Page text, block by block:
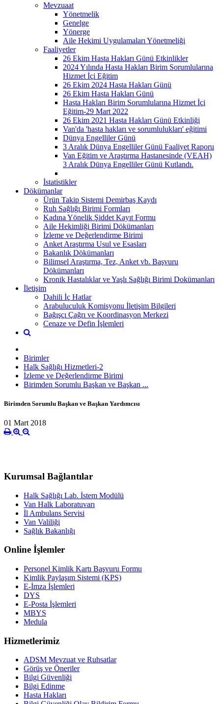
Mevzuaat
Yönetmelik
Genelge
Yönerge
Aile Hekimi Uygulamaları Yönetmeliği
Faaliyetler
26 Ekim Hasta Hakları Günü Etkinlikler
2024 Yılında Hasta Hakları Birim Sorumlularına
Hizmet İçi Eğitim
26 Ekim 2024 Hasta Hakları Günü
26 Ekim Hasta Hakları Günü
Hasta Hakları Birim Sorumlularına Hizmet İçi
Eğitim-29 Mart 2022
26 Ekim 2021 Hasta Hakları Günü Etkinliği
Van'da 'hasta hakları ve sorumlulukları' eğitimi
Dünya Engelliler Günü
3 Aralık Dünya Engelliler Günü Faaliyet Raporu
Van Eğitim ve Araştırma Hastanesinde (VEAH)
3 Aralık Dünya Engelliler Günü Kutlandı.
İstatistikler
Dökümanlar
Ürün Takip Sistemi Demirbaş Kaydı
Ruh Sağlığı Birimi Formları
Kadına Yönelik Şiddet Kayıt Formu
Aile Hekimliği Birimi Dökümanları
İzleme ve Değerlendirme Birimi
Anket Araştırma Usul ve Esasları
Bakanlık Dökümanları
Bilimsel Araştırma, Tez, Anket vb. Başvuru
Dökümanları
Kronik Hastalıklar ve Yaşlı Sağlığı Birimi Dokümanları
İletişim
Dahili İç Hatlar
Arabuluculuk Komisyonu İletişim Bilgileri
Bağışçı Çağrı ve Koordinasyon Merkezi
Cenaze ve Defin İşlemleri
Birimler
Halk Sağlığı Hizmetleri-2
İzleme ve Değerlendirme Birimi
Birimden Sorumlu Başkan ve Başkan ...
Birimden Sorumlu Başkan ve Başkan Yardımcısı
01 Mart 2018
Kurumsal Bağlantılar
Halk Sağlığı Lab. İstem Modülü
Van Halk Laboratuvarı
İl Ambulans Servisi
Van Valiliği
Sağlık Bakanlığı
Online İşlemler
Personel Kimlik Kartı Başvuru Formu
Kimlik Paylaşım Sistemi (KPS)
E-İmza İşlemleri
DYS
E-Posta İşlemleri
MBYS
Medula
Hizmetlerimiz
ADSM Mevzuat ve Ruhsatlar
Görüş ve Öneriler
Bilgi Güvenliği
Bilgi Edinme
Hasta Hakları